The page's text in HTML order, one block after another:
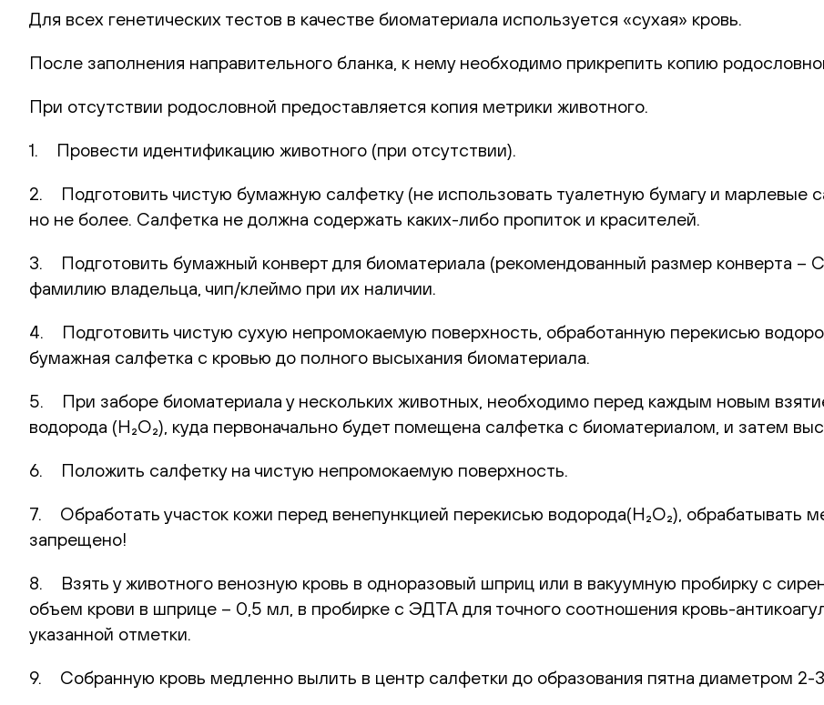
Для всех генетических тестов в качестве биоматериала используется «сухая» кровь.
После заполнения направительного бланка, к нему необходимо прикрепить копию
При отсутствии родословной предоставляется копия метрики животного.
1. Провести идентификацию животного (при отсутствии).
2. Подготовить чистую бумажную салфетку (не использовать туалетную бумагу и марлевые
но не более. Салфетка не должна содержать каких-либо пропиток и красителей.
3. Подготовить бумажный конверт для биоматериала (рекомендованный размер конверта –
фамилию владельца, чип/клеймо при их наличии.
4. Подготовить чистую сухую непромокаемую поверхность, обработанную перекисью
бумажная салфетка с кровью до полного высыхания биоматериала.
5. При заборе биоматериала у нескольких животных, необходимо перед каждым новым
водорода (H₂O₂), куда первоначально будет помещена салфетка с биоматериалом, и затем
6. Положить салфетку на чистую непромокаемую поверхность.
7. Обработать участок кожи перед венепункцией перекисью водорода(H₂O₂), обрабатывать
запрещено!
8. Взять у животного венозную кровь в одноразовый шприц или в вакуумную пробирку с
объем крови в шприце – 0,5 мл, в пробирке с ЭДТА для точного соотношения кровь-
указанной отметки.
9. Собранную кровь медленно вылить в центр салфетки до образования пятна диаметром 2-